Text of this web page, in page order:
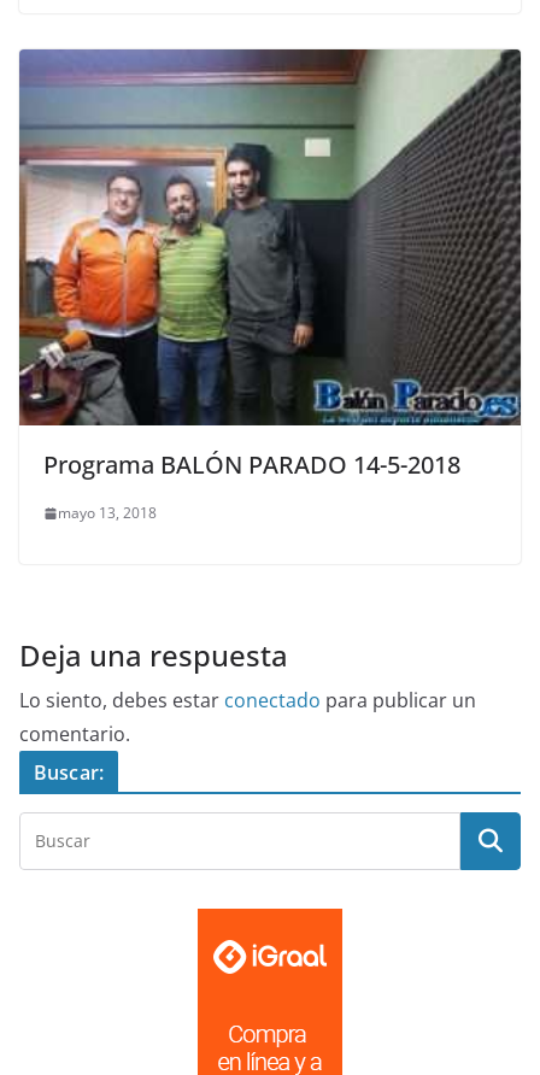
Programa BALÓN PARADO 14-5-2018
mayo 13, 2018
Deja una respuesta
Lo siento, debes estar conectado para publicar un
comentario.
Buscar: